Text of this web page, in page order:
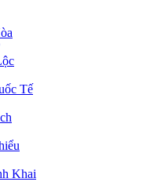
Tế
Khai